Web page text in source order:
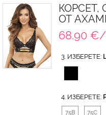
КОРСЕТ,
ОТ AXAMI
68.90 €/
3. ИЗБЕРЕТЕ:
4. ИЗБЕРЕТЕ:
75B 75C